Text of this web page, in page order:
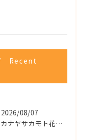
Recent
2026/08/07
サカナヤサカモト花園店